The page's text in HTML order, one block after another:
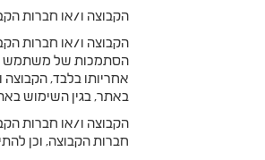
הקבוצה ו/או חברות
הקבוצה ו/או חברות
הסתמכות של משתמש
אחריותו בלבד,
באתר, בגין השימוש
הקבוצה ו/או חברות
חברות הקבוצה, וכן